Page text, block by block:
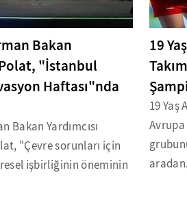
Bakan
Polat, "İstanbul
Haftası"nda
Bakan Yardımcısı
"Çevre sorunları için
işbirliğinin öneminin
19
19 Yaş
Avrupa